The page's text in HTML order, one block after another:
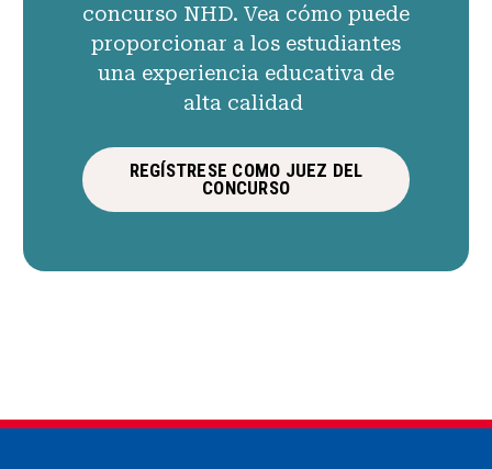
concurso NHD. Vea cómo puede
proporcionar a los estudiantes
una experiencia educativa de
alta calidad
REGÍSTRESE COMO JUEZ DEL
CONCURSO